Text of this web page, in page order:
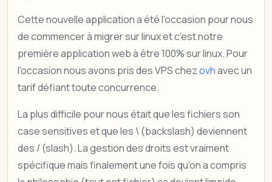
Cette nouvelle application a été l'occasion pour nous
de commencer à migrer sur linux et c'est notre
première application web à être 100% sur linux. Pour
l'occasion nous avons pris des VPS chezovhavec un
tarif défiant toute concurrence.
La plus difficile pour nous était que les fichiers son
case sensitives et que les \ (backslash) deviennent
des / (slash). La gestion des droits est vraiment
spécifique mais finalement une fois qu'on a compris